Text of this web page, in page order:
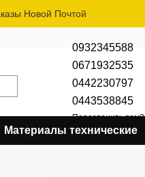
Новой Почтой
0932345588
0671932535
0442230797
0443538845
Перезвонить вам?
Материалы технические